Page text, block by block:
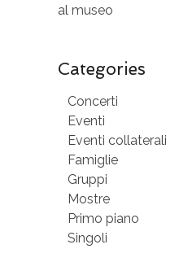
al museo
Categories
Concerti
Eventi
Eventi collaterali
Famiglie
Gruppi
Mostre
Primo piano
Singoli